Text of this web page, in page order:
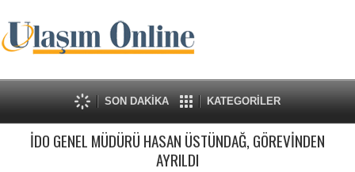
SON DAKİKA KATEGORİLER
İDO GENEL MÜDÜRÜ HASAN ÜSTÜNDAĞ, GÖREVİNDEN
AYRILDI